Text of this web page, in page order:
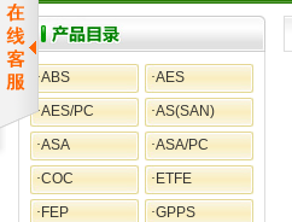
·ABS ·AES
·AES/PC ·AS(SAN)
·ASA ·ASA/PC
·COC · ETFE
· FEP ·GPPS